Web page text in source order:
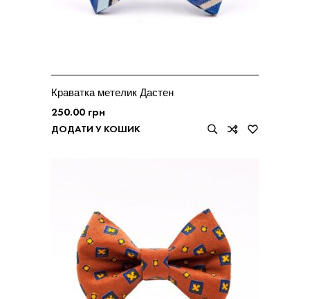
Краватка метелик Дастен
250.00 грн
ДОДАТИ У КОШИК